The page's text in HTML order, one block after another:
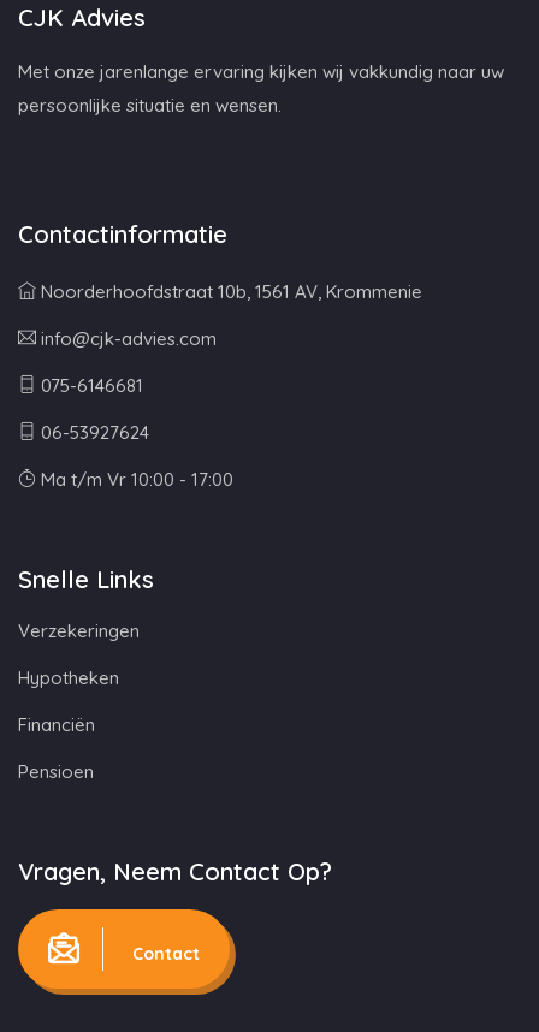
CJK Advies
Met onze jarenlange ervaring kijken wij vakkundig naar uw
persoonlijke situatie en wensen.
Contactinformatie
Noorderhoofdstraat 10b, 1561 AV, Krommenie
info@cjk-advies.com
075-6146681
06-53927624
Ma t/m Vr 10:00 - 17:00
Snelle Links
Verzekeringen
Hypotheken
Financiën
Pensioen
Vragen, Neem Contact Op?
Contact